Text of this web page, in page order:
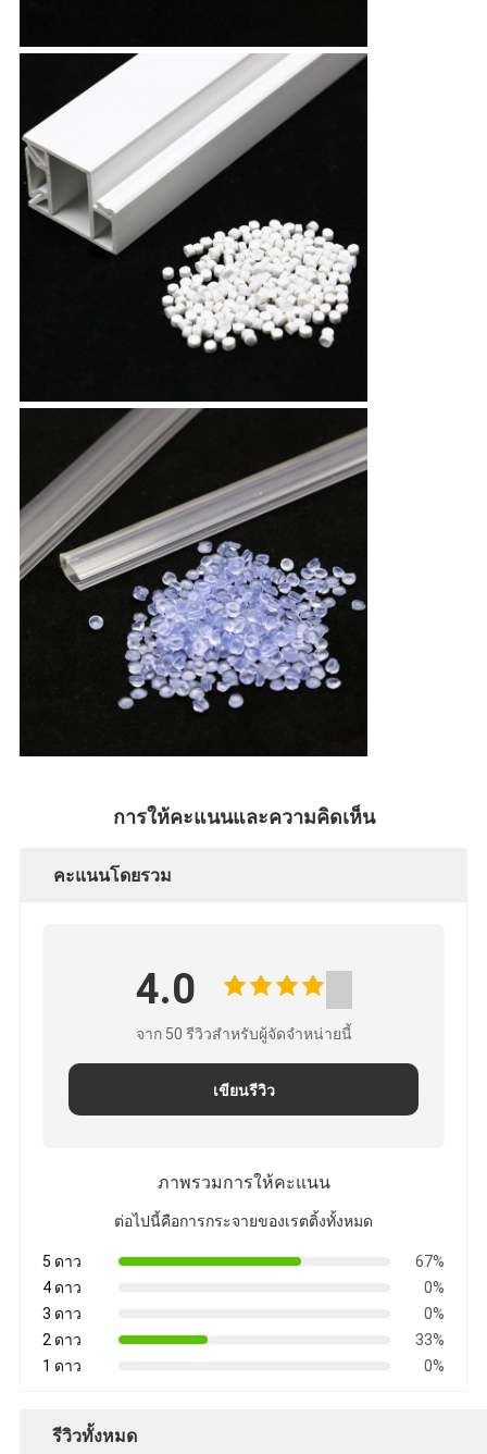
การให้คะแนนและความคิดเห็น
คะแนนโดยรวม
4.0
จาก 50 รีวิวสําหรับผู้จัดจําหน่ายนี้
เขียนรีวิว
ภาพรวมการให้คะแนน
ต่อไปนี้คือการกระจายของเรตติ้งทั้งหมด
5 ดาว
67%
4 ดาว
0%
3 ดาว
0%
2 ดาว
33%
1 ดาว
0%
รีวิวทั้งหมด